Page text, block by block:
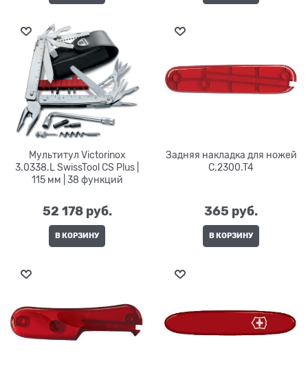
Мультитул Victorinox
3.0338.L SwissTool CS Plus |
115 мм | 38 функций
52 178 руб.
В КОРЗИНУ
Задняя накладка для ножей
C.2300.T4
365 руб.
В КОРЗИНУ